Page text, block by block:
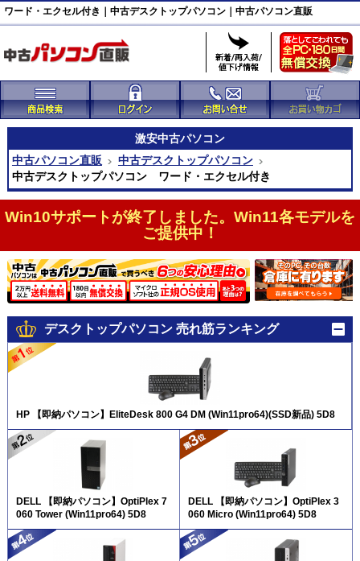
ワード・エクセル付き｜中古デスクトップパソコン｜中古パソコン直販
激安中古パソコン
中古パソコン直販
中古デスクトップパソコン
中古デスクトップパソコン ワード・エクセル付き
Win10サポートが終了しました。Win11各モデルを
ご提供中！
デスクトップパソコン 売れ筋ランキング
HP 【即納パソコン】EliteDesk 800 G4 DM (Win11pro64)(SSD新品) 5D8
DELL 【即納パソコン】OptiPlex 7
060 Tower (Win11pro64) 5D8
DELL 【即納パソコン】OptiPlex 3
060 Micro (Win11pro64) 5D8